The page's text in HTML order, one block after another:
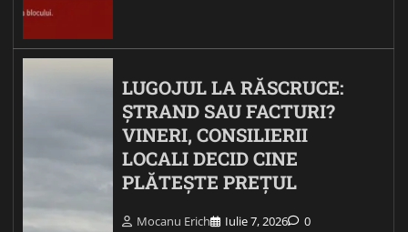
LUGOJUL LA RĂSCRUCE:
ȘTRAND SAU FACTURI?
VINERI, CONSILIERII
LOCALI DECID CINE
PLĂTEȘTE PREȚUL
Mocanu Erich Iulie 7, 2026 0